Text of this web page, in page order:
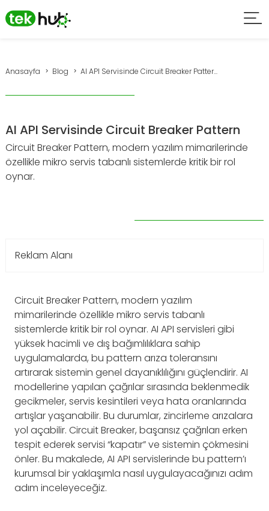
Anasayfa Blog AI API Servisinde Circuit Breaker Patter...
AI API Servisinde Circuit Breaker Pattern
Circuit Breaker Pattern, modern yazılım mimarilerinde
özellikle mikro servis tabanlı sistemlerde kritik bir rol
oynar.
Reklam Alanı
Circuit Breaker Pattern, modern yazılım
mimarilerinde özellikle mikro servis tabanlı
sistemlerde kritik bir rol oynar. AI API servisleri gibi
yüksek hacimli ve dış bağımlılıklara sahip
uygulamalarda, bu pattern arıza toleransını
artırarak sistemin genel dayanıklılığını güçlendirir. AI
modellerine yapılan çağrılar sırasında beklenmedik
gecikmeler, servis kesintileri veya hata oranlarında
artışlar yaşanabilir. Bu durumlar, zincirleme arızalara
yol açabilir. Circuit Breaker, başarısız çağrıları erken
tespit ederek servisi “kapatır” ve sistemin çökmesini
önler. Bu makalede, AI API servislerinde bu pattern’ı
kurumsal bir yaklaşımla nasıl uygulayacağınızı adım
adım inceleyeceğiz.